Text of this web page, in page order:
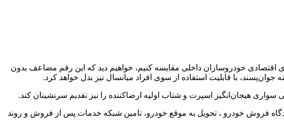
اگر قیمت آن را با رقبای اقتصادی خودروسازان داخلی مقایسه کنیم، خواهیم دید که این رقم مضاعف بدون
با قابلیت استفاده از سوی افراد میانسال نیز بدل خواهد کرد.
هیجان‌انگیز اسپرت و شتاب اولیه ارضاکننده را نیز تقدیم سرنشینان کند.
فروش خودرو ، تحویل به موقع خودرو، تامین شبکه خدمات پس از فروش و روند